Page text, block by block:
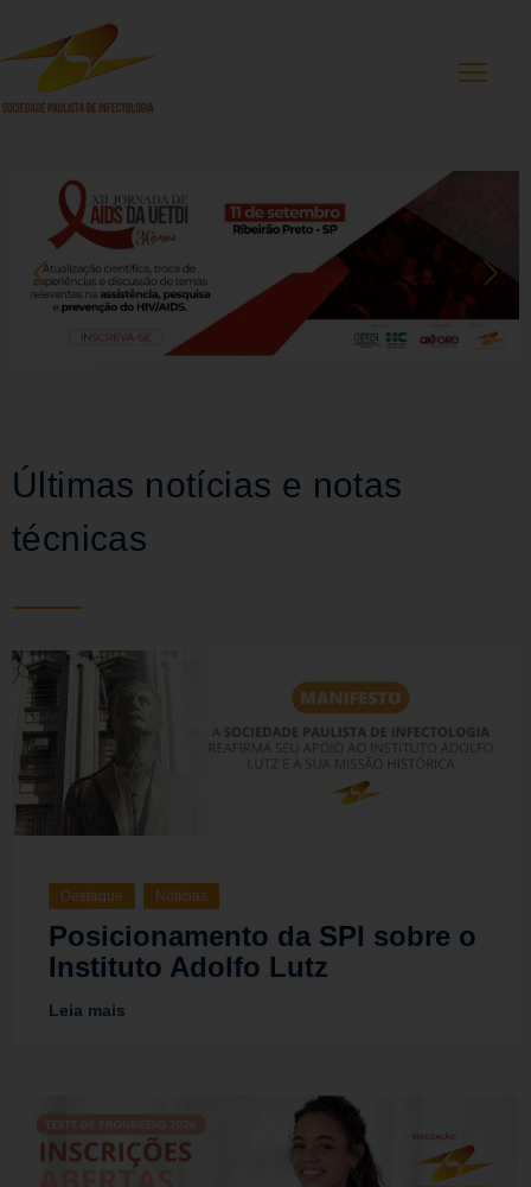
Últimas notícias e notas
técnicas
Destaque Notícias
Posicionamento da SPI sobre o
Instituto Adolfo Lutz
Leia mais